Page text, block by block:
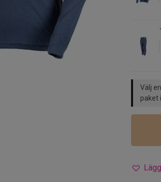
Välj
paket